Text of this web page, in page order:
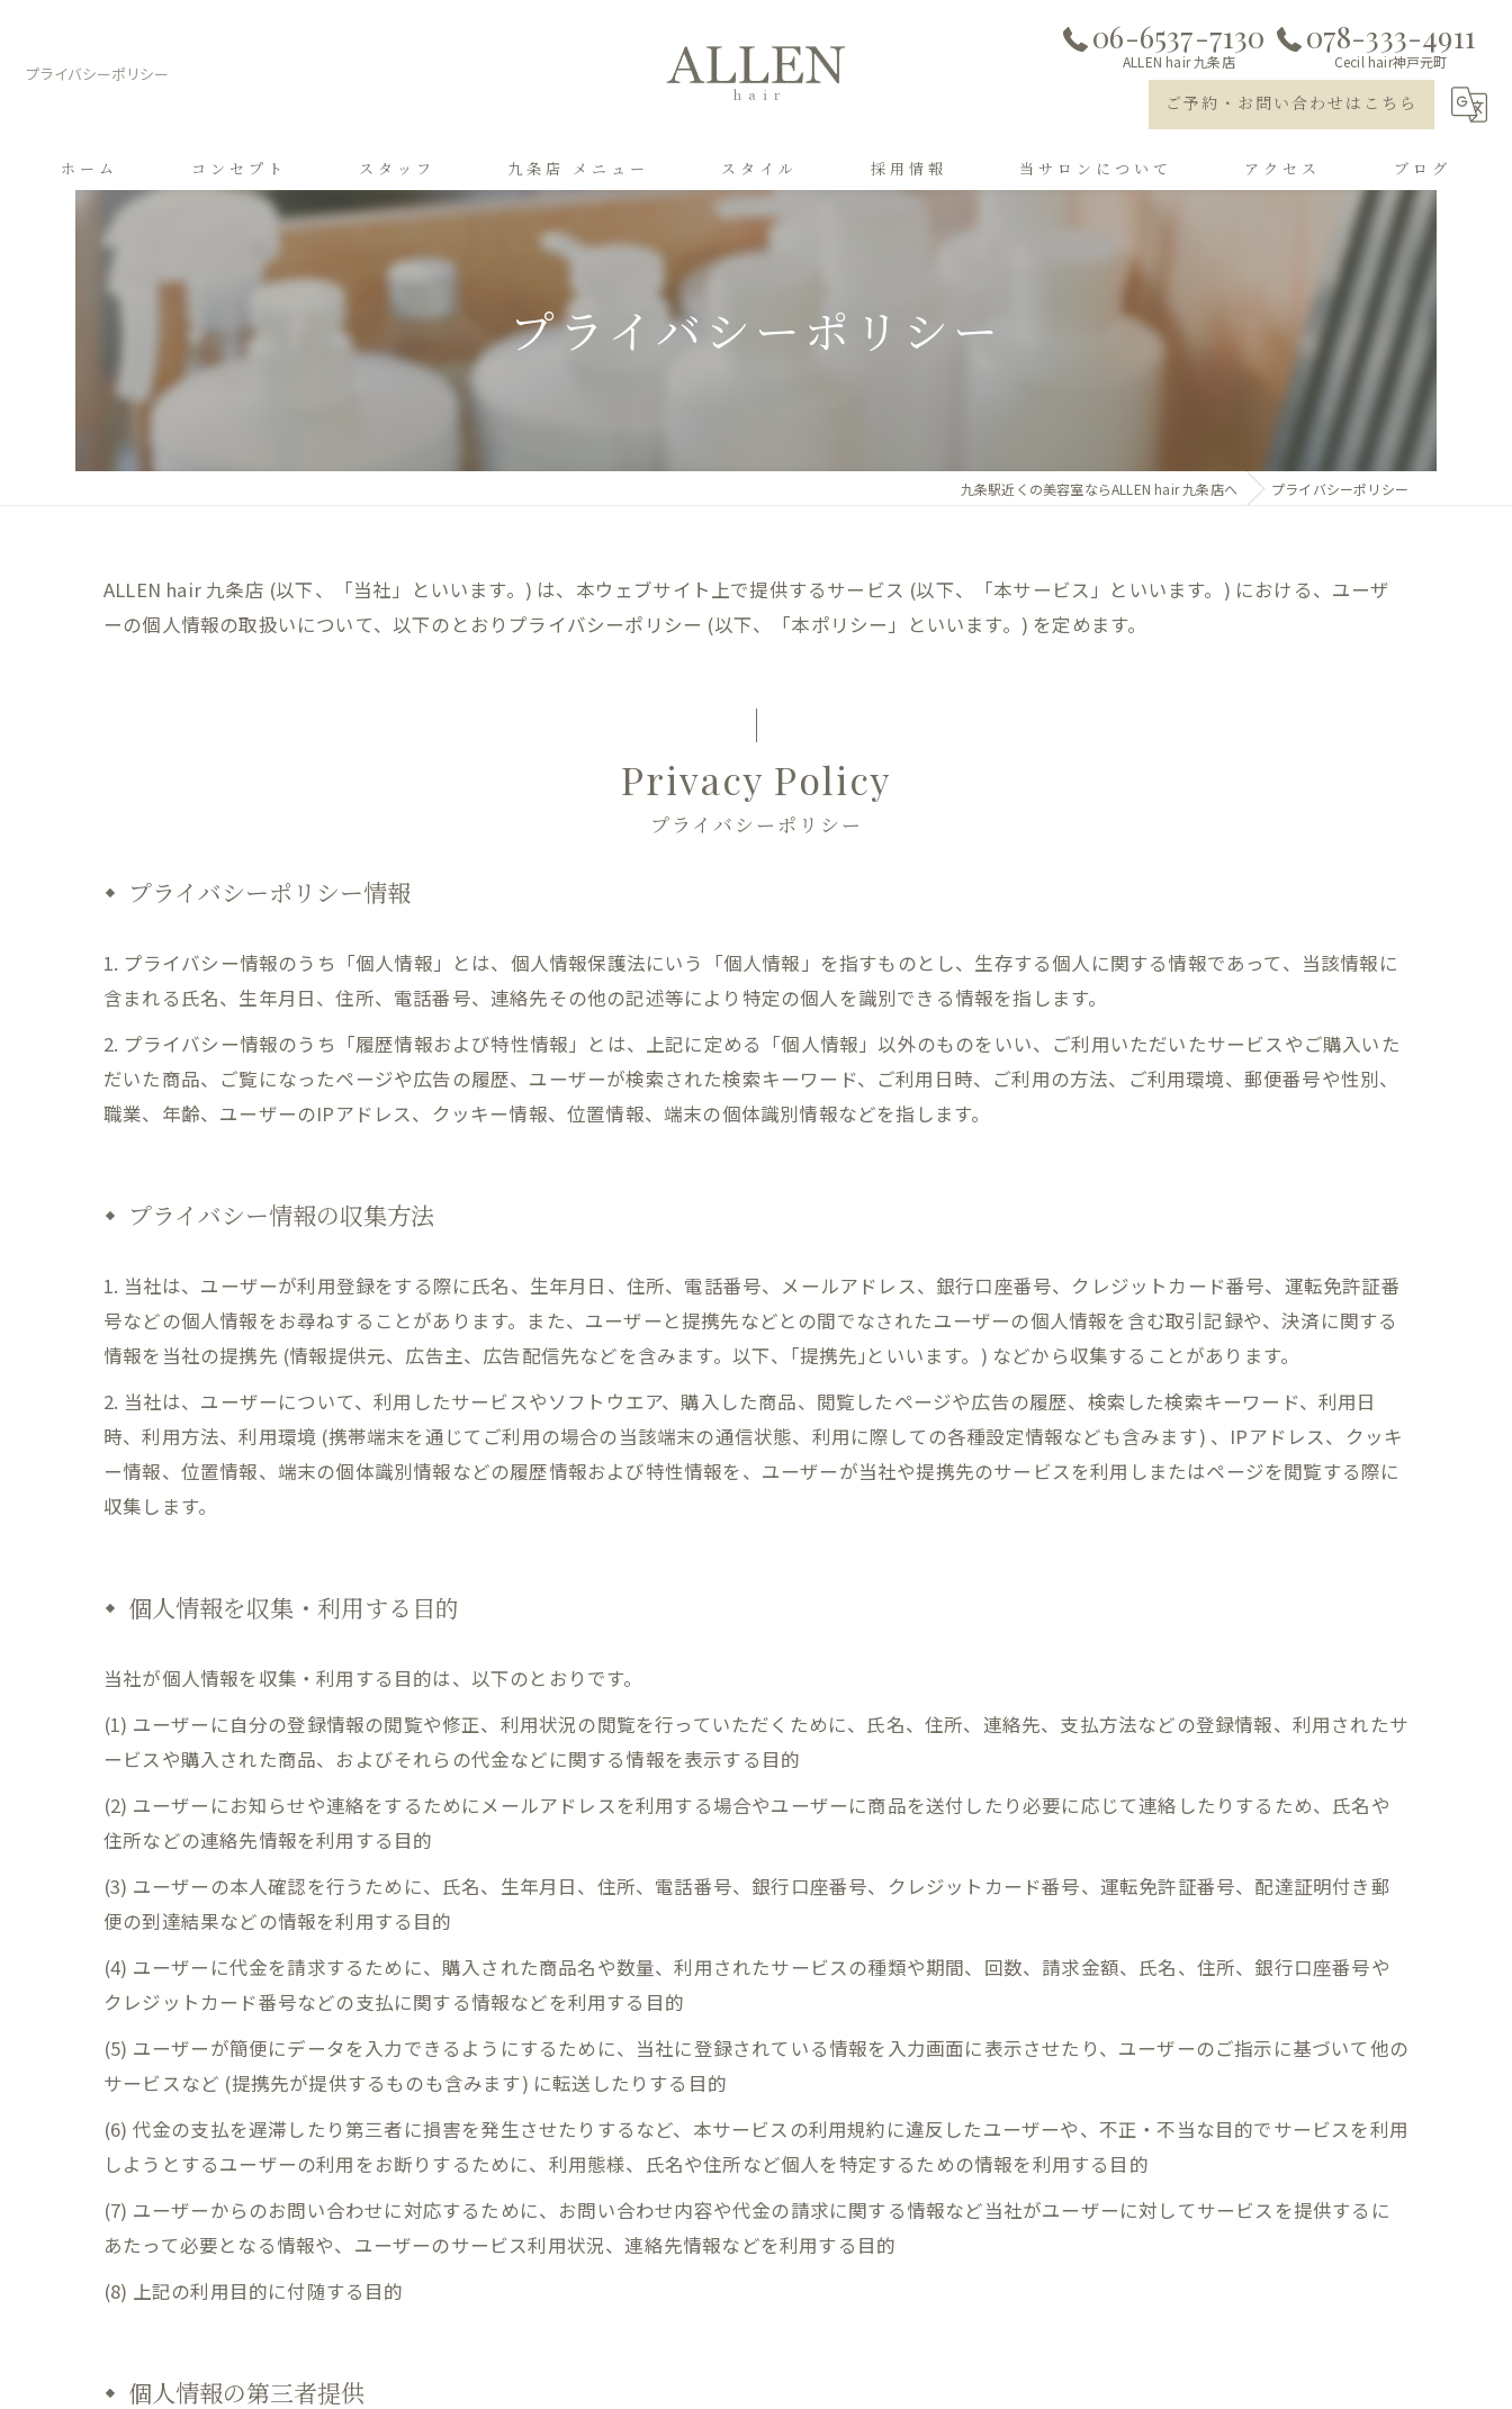
プライバシーポリシー
06-6537-7130
ALLEN hair 九条店
078-333-4911
Cecil hair神戸元町
ご予約・お問い合わせはこちら
ホーム コンセプト スタッフ 九条店 メニュー
元町店 メニュー
スタイル 採用情報 当サロンについて アクセス
ALLEN hair 九条店
Cecil hair神戸元町店
ブログ
プライバシーポリシー
九条駅近くの美容室ならALLEN hair 九条店へ プライバシーポリシー
ALLEN hair 九条店 (以下、「当社」といいます。) は、本ウェブサイト上で提供するサービス (以下、「本サービス」といいます。) における、ユーザ
ーの個人情報の取扱いについて、以下のとおりプライバシーポリシー (以下、「本ポリシー」といいます。) を定めます。
プライバシーポリシー
Privacy Policy
プライバシーポリシー情報
1. プライバシー情報のうち「個人情報」とは、個人情報保護法にいう「個人情報」を指すものとし、生存する個人に関する情報であって、当該情報に
含まれる氏名、生年月日、住所、電話番号、連絡先その他の記述等により特定の個人を識別できる情報を指します。
2. プライバシー情報のうち「履歴情報および特性情報」とは、上記に定める「個人情報」以外のものをいい、ご利用いただいたサービスやご購入いた
だいた商品、ご覧になったページや広告の履歴、ユーザーが検索された検索キーワード、ご利用日時、ご利用の方法、ご利用環境、郵便番号や性別、
職業、年齢、ユーザーのIPアドレス、クッキー情報、位置情報、端末の個体識別情報などを指します。
プライバシー情報の収集方法
1. 当社は、ユーザーが利用登録をする際に氏名、生年月日、住所、電話番号、メールアドレス、銀行口座番号、クレジットカード番号、運転免許証番
号などの個人情報をお尋ねすることがあります。また、ユーザーと提携先などとの間でなされたユーザーの個人情報を含む取引記録や、決済に関する
情報を当社の提携先 (情報提供元、広告主、広告配信先などを含みます。以下、｢提携先｣といいます。) などから収集することがあります。
2. 当社は、ユーザーについて、利用したサービスやソフトウエア、購入した商品、閲覧したページや広告の履歴、検索した検索キーワード、利用日
時、利用方法、利用環境 (携帯端末を通じてご利用の場合の当該端末の通信状態、利用に際しての各種設定情報なども含みます) 、IPアドレス、クッキ
ー情報、位置情報、端末の個体識別情報などの履歴情報および特性情報を、ユーザーが当社や提携先のサービスを利用しまたはページを閲覧する際に
収集します。
個人情報を収集・利用する目的
当社が個人情報を収集・利用する目的は、以下のとおりです。
(1) ユーザーに自分の登録情報の閲覧や修正、利用状況の閲覧を行っていただくために、氏名、住所、連絡先、支払方法などの登録情報、利用されたサ
ービスや購入された商品、およびそれらの代金などに関する情報を表示する目的
(2) ユーザーにお知らせや連絡をするためにメールアドレスを利用する場合やユーザーに商品を送付したり必要に応じて連絡したりするため、氏名や
住所などの連絡先情報を利用する目的
(3) ユーザーの本人確認を行うために、氏名、生年月日、住所、電話番号、銀行口座番号、クレジットカード番号、運転免許証番号、配達証明付き郵
便の到達結果などの情報を利用する目的
(4) ユーザーに代金を請求するために、購入された商品名や数量、利用されたサービスの種類や期間、回数、請求金額、氏名、住所、銀行口座番号や
クレジットカード番号などの支払に関する情報などを利用する目的
(5) ユーザーが簡便にデータを入力できるようにするために、当社に登録されている情報を入力画面に表示させたり、ユーザーのご指示に基づいて他の
サービスなど (提携先が提供するものも含みます) に転送したりする目的
(6) 代金の支払を遅滞したり第三者に損害を発生させたりするなど、本サービスの利用規約に違反したユーザーや、不正・不当な目的でサービスを利用
しようとするユーザーの利用をお断りするために、利用態様、氏名や住所など個人を特定するための情報を利用する目的
(7) ユーザーからのお問い合わせに対応するために、お問い合わせ内容や代金の請求に関する情報など当社がユーザーに対してサービスを提供するに
あたって必要となる情報や、ユーザーのサービス利用状況、連絡先情報などを利用する目的
(8) 上記の利用目的に付随する目的
個人情報の第三者提供